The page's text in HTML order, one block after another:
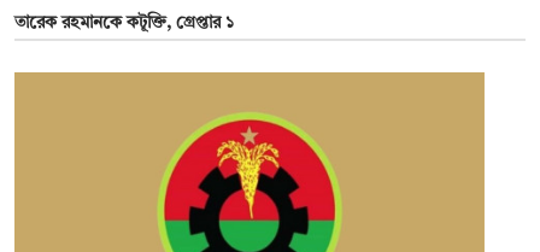
তারেক রহমানকে কটূক্তি, গ্রেপ্তার ১